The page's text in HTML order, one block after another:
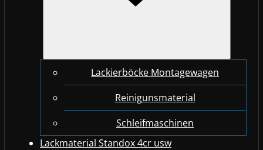
Lackierböcke Montagewagen
Reinigunsmaterial
Schleifmaschinen
Lackmaterial Standox 4cr usw